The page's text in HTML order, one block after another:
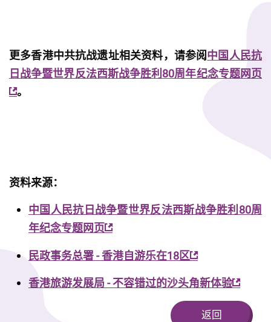
更多香港中共抗战遗址相关资料，请参阅中国人民抗
日战争暨世界反法西斯战争胜利80周年纪念专题网页
。
资料来源：
中国人民抗日战争暨世界反法西斯战争胜利80周
年纪念专题网页
民政事务总署 - 香港自游乐在18区
香港旅游发展局 - 不容错过的沙头角新体验
返回